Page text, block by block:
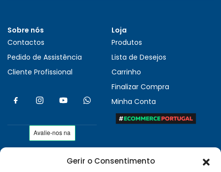
Gerir o Consentimento
Sobre nós
Contactos
Pedido de Assistência
Cliente Profissional
Loja
Produtos
Lista de Desejos
Carrinho
Finalizar Compra
Minha Conta
As nossas condições